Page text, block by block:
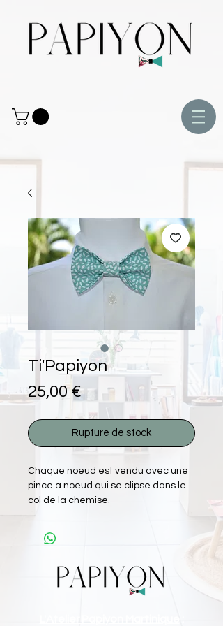
Ti'Papiyon
25,00 €Prix
Rupture de stock
Chaque noeud est vendu avec une
pince a noeud qui se clipse dans le
col de la chemise.